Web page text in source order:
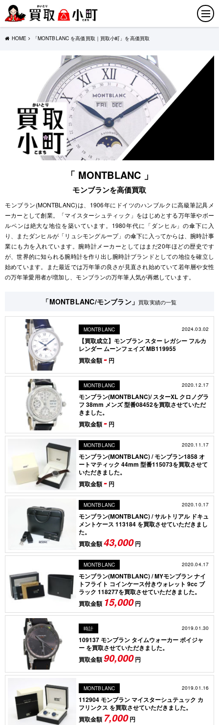
HOME 「MONTBLANC を高価買取｜買取小町」を高価買取
「 MONTBLANC 」
モンブランを高価買取
モンブラン(MONTBLANC)は、1906年にドイツのハンブルクに高級筆記具メ
ーカーとして創業。「マイスターシュティック」をはじめとする万年筆やボー
ルペンは絶大な地位を築いています。1980年代に「ダンヒル」の傘下に入
り、またダンヒルが「リュシモングループ」の傘下に入ってからは、腕時計事
業にも力を入れています。腕時計メーカーとしてはまだ20年ほどの歴史です
が、世界的に知られる腕時計を作り出し腕時計ブランドとしての地位を確立し
始めています。また最近では万年筆の良さが見直され始めていて若年層や女性
の万年筆愛用者が増加し、モンブランの万年筆人気が再燃しています。
「MONTBLANC/モンブラン」 買取実績の一覧
MONTBLANC 2024.03.02
【買取成立】モンブラン スター レガシー フルカ
レンダー ムーンフェイズ MB119955
買取金額- 円
MONTBLANC 2020.12.17
モンブラン(MONTBLANC)/ スターXL クロノグラ
フ 38mm メンズ 型番08452を買取させていただ
きました。
買取金額- 円
MONTBLANC 2020.11.17
モンブラン(MONTBLANC) / モンブラン1858 オ
ートマティック 44mm 型番115073を買取させて
いただきました。
買取金額- 円
MONTBLANC 2020.10.17
モンブラン(MONTBLANC) / サルトリアル ドキュ
メントケース 113184 を買取させていただきまし
た。
買取金額43,000円
MONTBLANC 2020.04.17
モンブラン(MONTBLANC) / MYモンブラン ナイ
トフライト コインケース付きウォレット 9cc ブ
ラック 118277を買取させていただきました。
買取金額 15,000円
時計 2019.01.30
109137 モンブラン タイムウォーカー ボイジャ
ー を買取させていただきました。
買取金額90,000円
MONTBLANC 2019.01.16
112904 モンブラン マイスターシュテュック カ
フリンクス を買取させていただきました。
買取金額 7,000円